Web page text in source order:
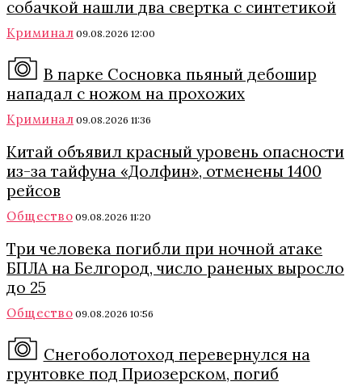
собачкой нашли два свертка с синтетикой
Криминал 09.08.2026 12:00
В парке Сосновка пьяный дебошир
нападал с ножом на прохожих
Криминал 09.08.2026 11:36
Китай объявил красный уровень опасности
из-за тайфуна «Долфин», отменены 1400
рейсов
Общество 09.08.2026 11:20
Три человека погибли при ночной атаке
БПЛА на Белгород, число раненых выросло
до 25
Общество 09.08.2026 10:56
Снегоболотоход перевернулся на
грунтовке под Приозерском, погиб